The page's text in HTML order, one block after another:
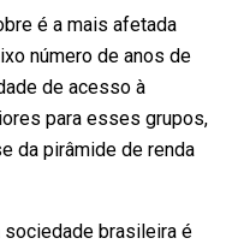
é a mais afetada
número de anos de
de acesso à
para esses grupos,
da pirâmide de renda
sociedade brasileira é